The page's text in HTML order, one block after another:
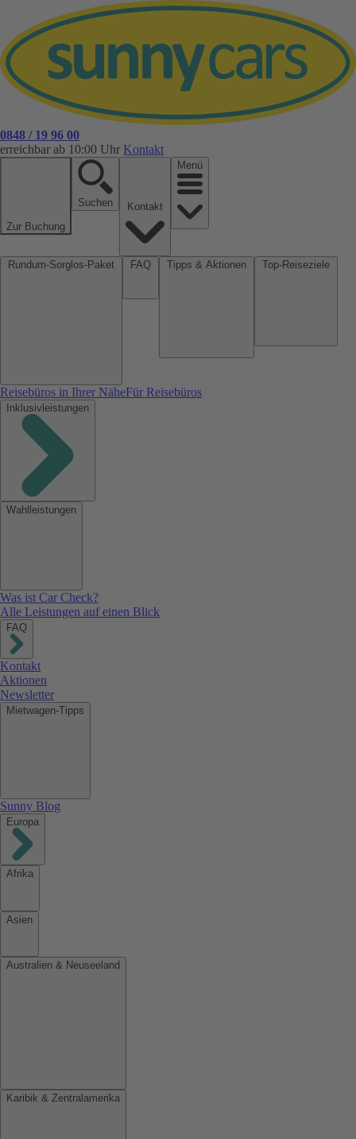
0848 / 19 96 00
erreichbar ab 10:00 Uhr Kontakt
Zur Buchung
Suchen
Menü
Reisebüros in Ihrer NäheFür Reisebüros
Inklusivleistungen
Wahlleistungen
Was ist Car Check?
Alle Leistungen auf einen Blick
FAQ
Kontakt
Aktionen
Newsletter
Mietwagen-Tipps
Sunny Blog
Europa
Afrika
Asien
Australien & Neuseeland
Karibik & Zentralamerika